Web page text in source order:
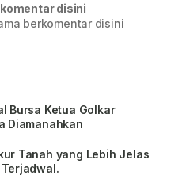
disini
berkomentar disini
Bursa Ketua Golkar
Diamanahkan
Tanah yang Lebih Jelas